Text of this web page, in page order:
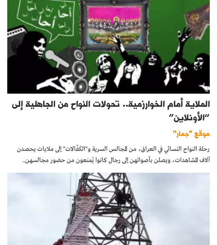
الملاية أمام الخوارزمية.. تحولات النواح من الجاهلية إلى
“الأونلاين”
موقع "جمار"
رحلة النواح النسائي في العراق، من المجالس السرية و"الكَفّالات" إلى ملايات يحصدن
آلاف المشاهدات، ويصلن بأصواتهن إلى رجال كانوا يُمنعون من حضور مجالسهن..